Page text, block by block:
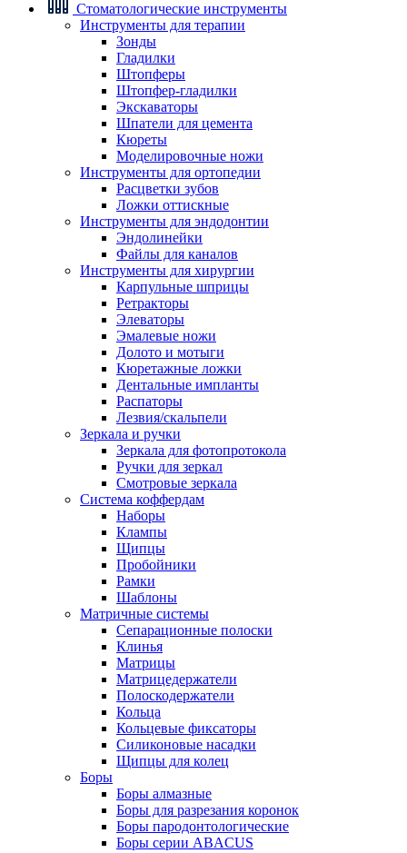
Стоматологические инструменты
Инструменты для терапии
Зонды
Гладилки
Штопферы
Штопфер-гладилки
Экскаваторы
Шпатели для цемента
Кюреты
Моделировочные ножи
Инструменты для ортопедии
Расцветки зубов
Ложки оттискные
Инструменты для эндодонтии
Эндолинейки
Файлы для каналов
Инструменты для хирургии
Карпульные шприцы
Ретракторы
Элеваторы
Эмалевые ножи
Долото и мотыги
Кюретажные ложки
Дентальные импланты
Распаторы
Лезвия/скальпели
Зеркала и ручки
Зеркала для фотопротокола
Ручки для зеркал
Смотровые зеркала
Система коффердам
Наборы
Клампы
Щипцы
Пробойники
Рамки
Шаблоны
Матричные системы
Сепарационные полоски
Клинья
Матрицы
Матрицедержатели
Полоскодержатели
Кольца
Кольцевые фиксаторы
Силиконовые насадки
Щипцы для колец
Боры
Боры алмазные
Боры для разрезания коронок
Боры пародонтологические
Боры серии ABACUS